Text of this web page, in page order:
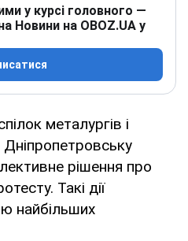
у курсі головного —
Новини на OBOZ.UA у
металургів і
Дніпропетровську
рішення про
Такі дії
найбільших